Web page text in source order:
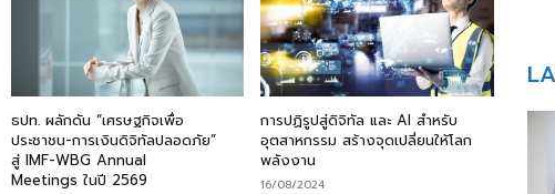
ธปท. ผลักดัน “เศรษฐกิจเพื่อ
ประชาชน-การเงินดิจิทัลปลอดภัย”
สู่ IMF-WBG Annual
Meetings ในปี 2569
การปฏิรูปสู่ดิจิทัล และ AI สำหรับ
อุตสาหกรรม สร้างจุดเปลี่ยนให้โลก
พลังงาน
16/08/2024